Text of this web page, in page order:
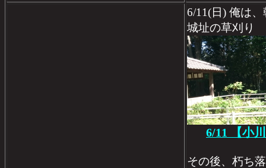
6/11(日) 俺は
城址の草刈り
6/11 【小
その後、朽ち